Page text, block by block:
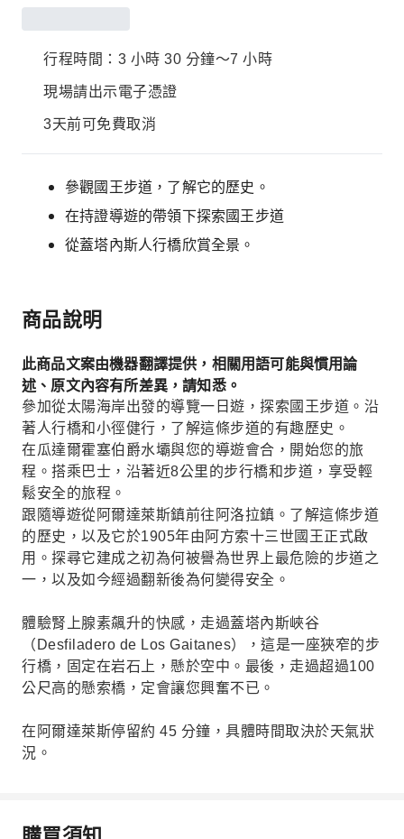
行程時間：3 小時 30 分鐘～7 小時
現場請出示電子憑證
3天前可免費取消
參觀國王步道，了解它的歷史。
在持證導遊的帶領下探索國王步道
從蓋塔內斯人行橋欣賞全景。
商品說明
此商品文案由機器翻譯提供，相關用語可能與慣用論
述、原文內容有所差異，請知悉。
參加從太陽海岸出發的導覽一日遊，探索國王步道。沿
著人行橋和小徑健行，了解這條步道的有趣歷史。
在瓜達爾霍塞伯爵水壩與您的導遊會合，開始您的旅
程。搭乘巴士，沿著近8公里的步行橋和步道，享受輕
鬆安全的旅程。
跟隨導遊從阿爾達萊斯鎮前往阿洛拉鎮。了解這條步道
的歷史，以及它於1905年由阿方索十三世國王正式啟
用。探尋它建成之初為何被譽為世界上最危險的步道之
一，以及如今經過翻新後為何變得安全。
體驗腎上腺素飆升的快感，走過蓋塔內斯峽谷
（Desfiladero de Los Gaitanes），這是一座狹窄的步
行橋，固定在岩石上，懸於空中。最後，走過超過100
公尺高的懸索橋，定會讓您興奮不已。
在阿爾達萊斯停留約 45 分鐘，具體時間取決於天氣狀
況。